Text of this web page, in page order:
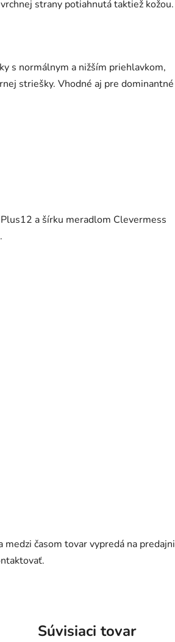
strany potiahnutá taktiež kožou.
s normálnym a nižším priehlavkom,
striešky. Vhodné aj pre dominantné
a šírku meradlom Clevermess
medzi časom tovar vypredá na predajni
Súvisiaci tovar